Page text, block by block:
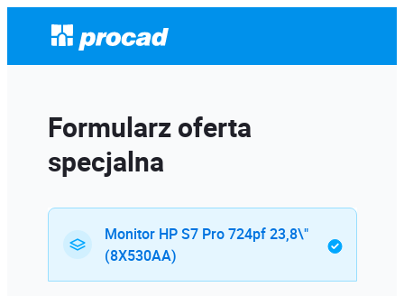
Formularz oferta
specjalna
Monitor HP S7 Pro 724pf 23,8\"
(8X530AA)